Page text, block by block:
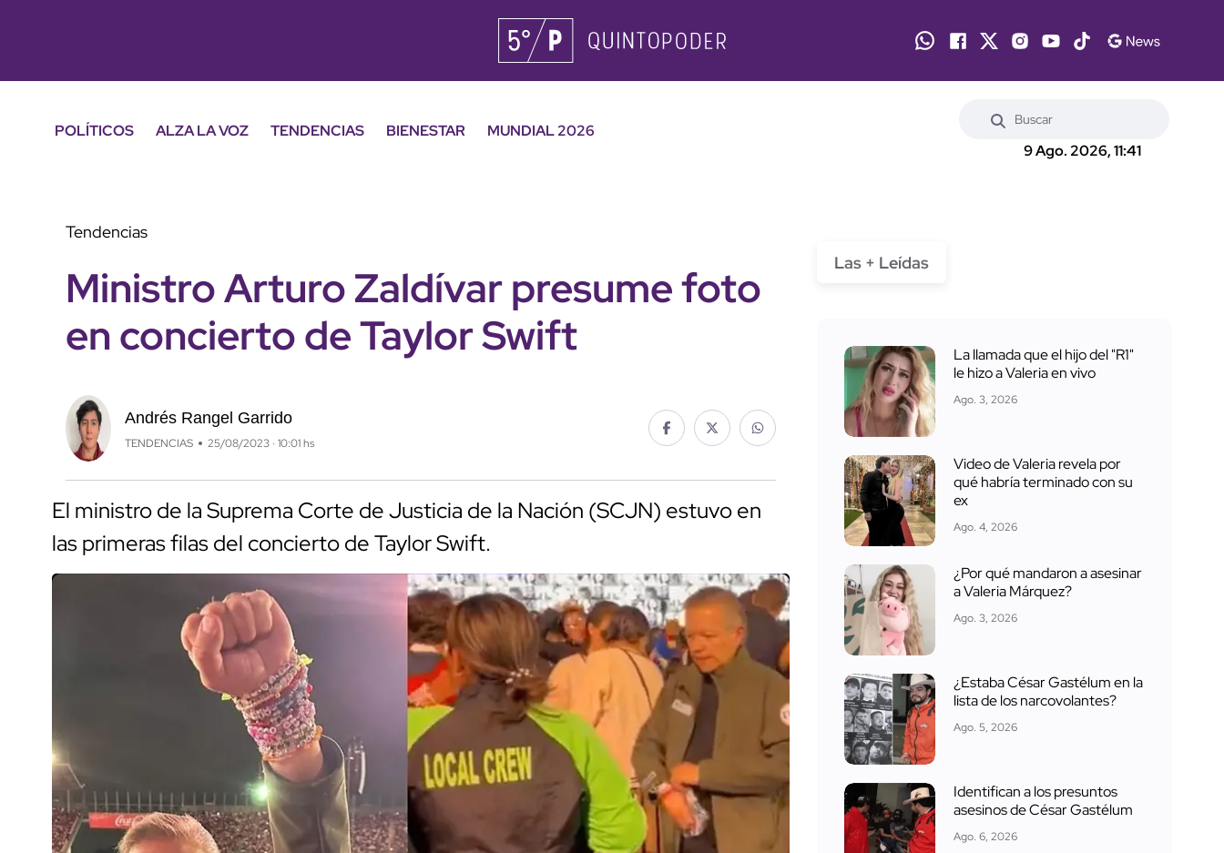
POLÍTICOS ALZA LA VOZ TENDENCIAS BIENESTAR
MUNDIAL 2026
9 Ago. 2026, 11:41
Tendencias
Ministro Arturo Zaldívar presume foto
en concierto de Taylor Swift
Andrés Rangel Garrido
TENDENCIAS 25/08/2023 · 10:01 hs
El ministro de la Suprema Corte de Justicia de la Nación (SCJN) estuvo en
las primeras filas del concierto de Taylor Swift.
Las + Leídas
La llamada que el hijo del "R1"
le hizo a Valeria en vivo
Ago. 3, 2026
Video de Valeria revela por
qué habría terminado con su
ex
Ago. 4, 2026
¿Por qué mandaron a asesinar
a Valeria Márquez?
Ago. 3, 2026
¿Estaba César Gastélum en la
lista de los narcovolantes?
Ago. 5, 2026
Identifican a los presuntos
asesinos de César Gastélum
Ago. 6, 2026